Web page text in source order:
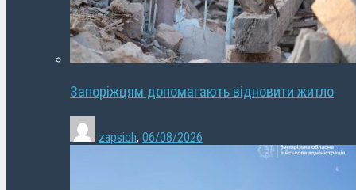
Запоріжцям допомагають відновити житло
zapsich, 06/08/2026